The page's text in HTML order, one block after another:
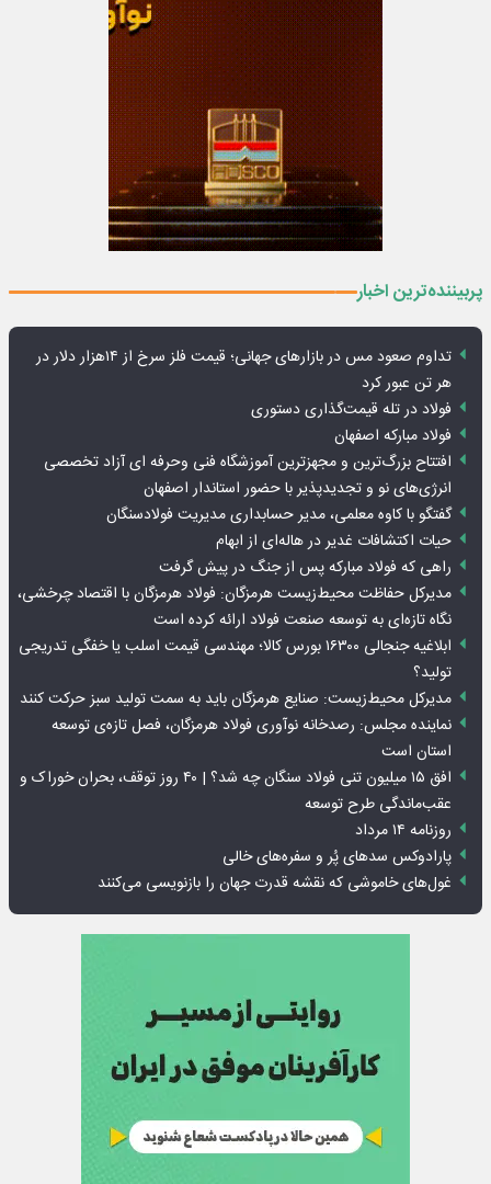
پربیننده‌ترین اخبار
تداوم صعود مس در بازارهای جهانی؛ قیمت فلز سرخ از ۱۴هزار دلار در
هر تن عبور کرد
فولاد در تله قیمت‌گذاری دستوری
فولاد مبارکه اصفهان
افتتاح بزرگ‌ترین و مجهزترین آموزشگاه فنی وحرفه ای آزاد تخصصی
انرژی‌های نو و تجدیدپذیر با حضور استاندار اصفهان
گفتگو با کاوه معلمی، مدیر حسابداری مدیریت فولادسنگان
حیات اکتشافات غدیر در هاله‌ای از ابهام
راهی که فولاد مبارکه پس از جنگ در پیش گرفت
مدیرکل حفاظت محیط‌زیست هرمزگان: فولاد هرمزگان با اقتصاد چرخشی،
نگاه تازه‌ای به توسعه صنعت فولاد ارائه کرده است
ابلاغیه جنجالی ۱۶۳۰۰ بورس کالا؛ مهندسی قیمت اسلب یا خفگی تدریجی
تولید؟
مدیرکل محیط‌زیست: صنایع هرمزگان باید به سمت تولید سبز حرکت کنند
نماینده مجلس: رصدخانه نوآوری فولاد هرمزگان، فصل تازه‌ی توسعه
استان است
افق ۱۵ میلیون تنی فولاد سنگان چه شد؟ | ۴۰ روز توقف، بحران خوراک و
عقب‌ماندگی طرح توسعه
روزنامه ۱۴ مرداد
پارادوکس سدهای پُر و سفره‌های خالی
غول‌های خاموشی که نقشه قدرت جهان را بازنویسی می‌کنند